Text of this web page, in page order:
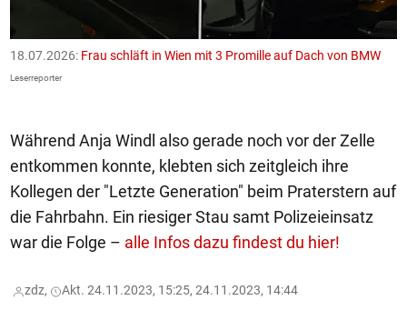
18.07.2026: Frau schläft in Wien mit 3 Promille auf Dach von BMW
Leserreporter
Während Anja Windl also gerade noch vor der Zelle
entkommen konnte, klebten sich zeitgleich ihre
Kollegen der "Letzte Generation" beim Praterstern auf
die Fahrbahn. Ein riesiger Stau samt Polizeieinsatz
war die Folge – alle Infos dazu findest du hier!
zdz, Akt. 24.11.2023, 15:25, 24.11.2023, 14:44